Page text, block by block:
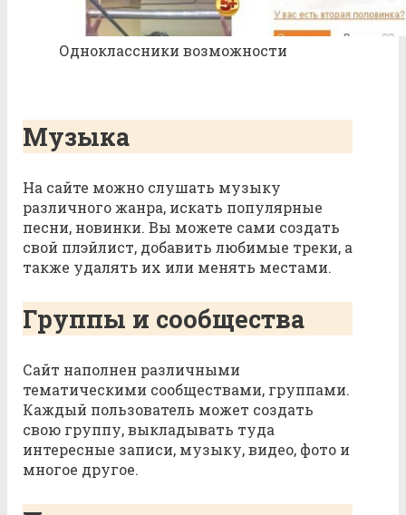
Одноклассники возможности
Музыка
На сайте можно слушать музыку
различного жанра, искать популярные
песни, новинки. Вы можете сами создать
свой плэйлист, добавить любимые треки, а
также удалять их или менять местами.
Группы и сообщества
Сайт наполнен различными
тематическими сообществами, группами.
Каждый пользователь может создать
свою группу, выкладывать туда
интересные записи, музыку, видео, фото и
многое другое.